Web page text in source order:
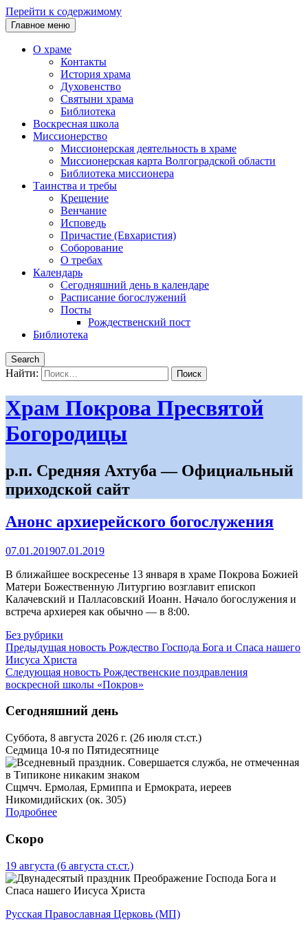
Перейти к содержимому
Главное меню
О храме
Контакты
История храма
Духовенство
Святыни храма
Библиотека
Воскресная школа
Миссионерство
Миссионерская деятельность в храме
Миссионерская карта Волгоградской области
Библиотека миссионера
Таинства и требы
Крещение
Венчание
Исповедь
Причастие (Евхаристия)
Соборование
О требах
Календарь
Сегодняшний день в календаре
Расписание богослужений
Посты
Рождественский пост
Библиотека
Search
Найти:
Храм Покрова Пресвятой
Богородицы
р.п. Средняя Ахтуба — Официальный
приходской сайт
Анонс архиерейского богослужения
07.01.201907.01.2019
В ближайшее воскресенье 13 января в храме Покрова Божией
Матери Божественную Литургию возглавит епископ
Калачевский и Палласовский Иоанн. Начало богослужения и
встреча архиерея как обычно — в 8:00.
Без рубрики
Предыдущая новость Рождество Господа Бога и Спаса нашего
Иисуса Христа
Следующая новость Рождественские поздравления
воскресной школы «Покров»
Сегодняшний день
Суббота, 8 августа 2026 г. (26 июля ст.ст.)
Седмица 10-я по Пятидесятнице
Сщмчч. Ермолая, Ермиппа и Ермократа, иереев
Никомидийских (ок. 305)
Подробнее
Скоро
19 августа (6 августа ст.ст.)
Преображение Господа Бога и
Спаса нашего Иисуса Христа
Русская Православная Церковь (МП)